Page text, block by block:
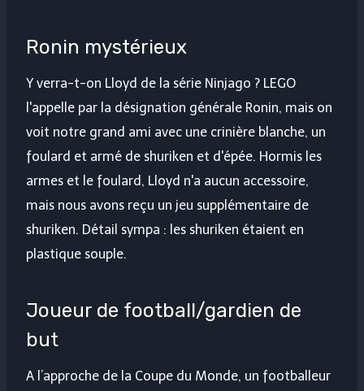
Ronin mystérieux
Y verra-t-on Lloyd de la série Ninjago ? LEGO
l'appelle par la désignation générale Ronin, mais on
voit notre grand ami avec une crinière blanche, un
foulard et armé de shuriken et d'épée. Hormis les
armes et le foulard, Lloyd n'a aucun accessoire,
mais nous avons reçu un jeu supplémentaire de
shuriken. Détail sympa : les shuriken étaient en
plastique souple.
Joueur de football/gardien de
but
A l’approche de la Coupe du Monde, un footballeur